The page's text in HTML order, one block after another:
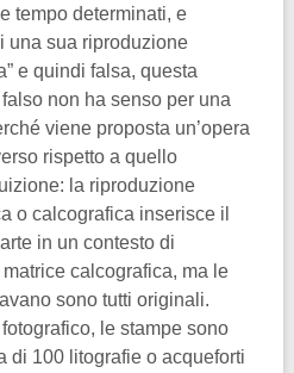
tempo determinati, e
una sua riproduzione
e quindi falsa, questa
non ha senso per una
viene proposta un’opera
rispetto a quello
la riproduzione
o calcografica inserisce il
in un contesto di
calcografica, ma le
sono tutti originali.
le stampe sono
di 100 litografie o acqueforti